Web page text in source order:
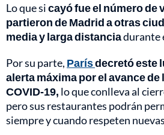
Lo que sicayó fue el número de
partieron de Madrid a otras
media y larga distanciadurante
Por su parte, Parísdecretó este
alerta máxima por el avance de
COVID-19, lo que conlleva al
pero sus restaurantes podrán
siempre y cuando respeten